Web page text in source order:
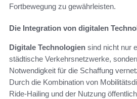
Fortbewegung zu gewährleisten.
Die Integration von digitalen
Digitale Technologien sind nicht nur
städtische Verkehrsnetzwerke,
Notwendigkeit für die Schaffung
Durch die Kombination von
Ride-Hailing und der Nutzung